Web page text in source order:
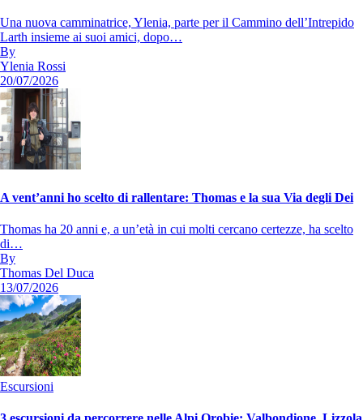
Una nuova camminatrice, Ylenia, parte per il Cammino dell’Intrepido
Larth insieme ai suoi amici, dopo…
By
Ylenia Rossi
20/07/2026
A vent’anni ho scelto di rallentare: Thomas e la sua Via degli Dei
Thomas ha 20 anni e, a un’età in cui molti cercano certezze, ha scelto
di…
By
Thomas Del Duca
13/07/2026
Escursioni